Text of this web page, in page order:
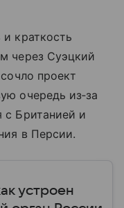
краткость
через Суэцкий
проект
очередь из‑за
с Британией и
в Персии.
устроен